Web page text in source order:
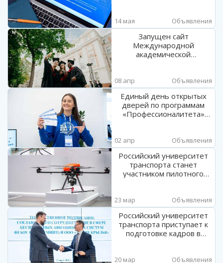
14 мая Объявления
Запущен сайт
Международной
академической
08 апр Объявления
Единый день открытых
дверей по программам
«Профессионалитета»
02 апр Объявления
Российский университет
транспорта станет
участником пилотного
подготовки специалистов
беспилотных
авиационных систем
23 мар Объявления
Российский университет
транспорта приступает к
подготовке кадров в
авиационных систем
20 мар Объявления